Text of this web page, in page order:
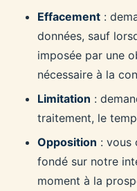
Effacement :
données, sauf
imposée par une
nécessaire à la
Limitation :
traitement, le
Opposition : vous
fondé sur notre
moment à la